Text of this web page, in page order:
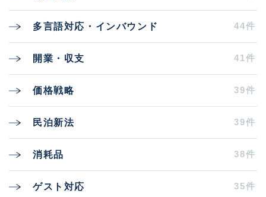
多言語対応・インバウンド 44件
開業・収支 41件
価格戦略 39件
民泊新法 39件
消耗品 38件
ゲスト対応 35件